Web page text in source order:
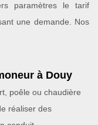
paramètres le tarif
une demande. Nos
à Douy
poêle ou chaudière
réaliser des